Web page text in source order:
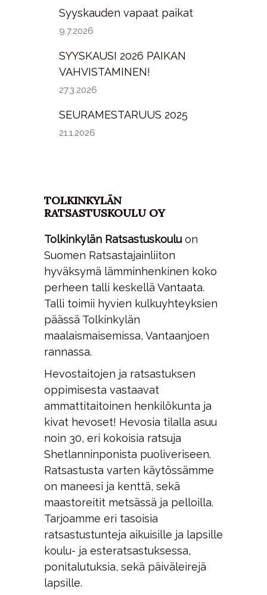
Syyskauden vapaat paikat
9.7.2026
SYYSKAUSI 2026 PAIKAN
VAHVISTAMINEN!
27.3.2026
SEURAMESTARUUS 2025
21.1.2026
TOLKINKYLÄN
RATSASTUSKOULU OY
Tolkinkylän Ratsastuskouluon
Suomen Ratsastajainliiton
hyväksymä lämminhenkinen koko
perheen talli keskellä Vantaata.
Talli toimii hyvien kulkuyhteyksien
päässä Tolkinkylän
maalaismaisemissa, Vantaanjoen
rannassa.
Hevostaitojen ja ratsastuksen
oppimisesta vastaavat
ammattitaitoinen henkilökunta ja
kivat hevoset! Hevosia tilalla asuu
noin 30, eri kokoisia ratsuja
Shetlanninponista puoliveriseen.
Ratsastusta varten käytössämme
on maneesi ja kenttä, sekä
maastoreitit metsässä ja pelloilla.
Tarjoamme eri tasoisia
ratsastustunteja aikuisille ja lapsille
koulu- ja esteratsastuksessa,
ponitalutuksia, sekä päiväleirejä
lapsille.